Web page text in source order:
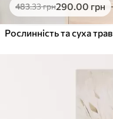
483.33грн290.00 грн